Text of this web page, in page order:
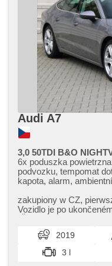
podgrzewane fotele,
regulowane, zadní
Audi A7
3,0 50TDI B&O
6x poduszka
podvozku, tempomat
kapota, alarm,
v koloně, asistent
lampy ostrzegawcze,
parkowanie,
fabryczne, bezdrátová
bluetooth, asystent
zdalne, centralny
zakupiony w CZ,​
Vozidlo je po
2019
3 l